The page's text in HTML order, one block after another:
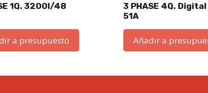
1Q. 3200I/48
a presupuesto
3 PHASE 4Q.
51A
Añadir a